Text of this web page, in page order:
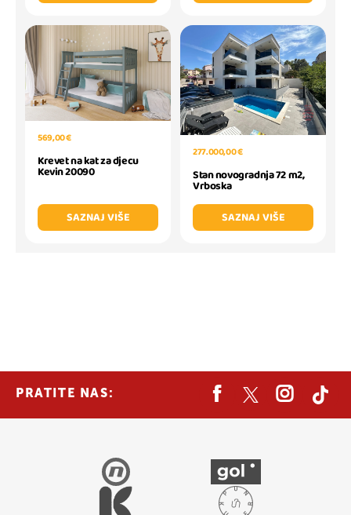
569,00 €
Krevet na kat za djecu
Kevin 20090
SAZNAJ VIŠE
277.000,00 €
Stan novogradnja 72 m2,
Vrboska
SAZNAJ VIŠE
PRATITE NAS: